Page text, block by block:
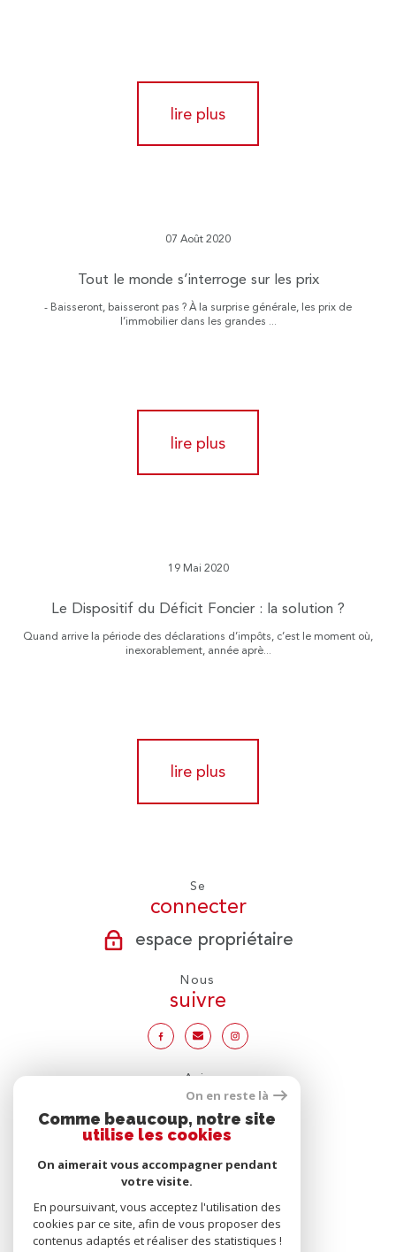
lire plus
07 Août 2020
Tout le monde s’interroge sur les prix
- Baisseront, baisseront pas ? À la surprise générale, les prix de
l’immobilier dans les grandes ...
lire plus
19 Mai 2020
Le Dispositif du Déficit Foncier : la solution ?
Quand arrive la période des déclarations d’impôts, c’est le moment où,
inexorablement, année aprè...
lire plus
Se
connecter
espace propriétaire
Nous
suivre
Avis
clients
Nous
adhérons
On en reste là
Comme beaucoup, notre site
utilise les cookies
On aimerait vous accompagner pendant
votre visite.
En poursuivant, vous acceptez l'utilisation des
cookies par ce site, afin de vous proposer des
contenus adaptés et réaliser des statistiques !